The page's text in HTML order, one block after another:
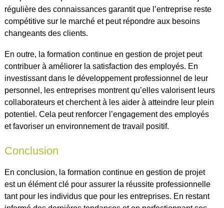
régulière des connaissances garantit que l’entreprise reste
compétitive sur le marché et peut répondre aux besoins
changeants des clients.
En outre, la formation continue en gestion de projet peut
contribuer à améliorer la satisfaction des employés. En
investissant dans le développement professionnel de leur
personnel, les entreprises montrent qu’elles valorisent leurs
collaborateurs et cherchent à les aider à atteindre leur plein
potentiel. Cela peut renforcer l’engagement des employés
et favoriser un environnement de travail positif.
Conclusion
En conclusion, la formation continue en gestion de projet
est un élément clé pour assurer la réussite professionnelle
tant pour les individus que pour les entreprises. En restant